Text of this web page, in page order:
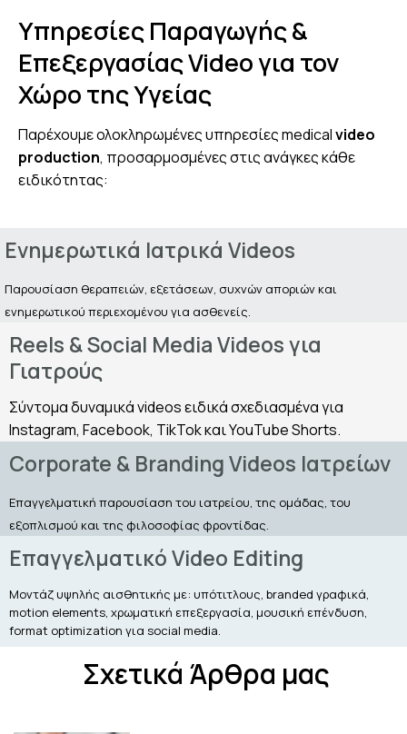
Υπηρεσίες Παραγωγής &
Επεξεργασίας Video για τον
Χώρο της Υγείας
Παρέχουμε ολοκληρωμένες υπηρεσίες medicalvideo
production, προσαρμοσμένες στις ανάγκες κάθε
ειδικότητας:
Ενημερωτικά Ιατρικά Videos
Παρουσίαση θεραπειών, εξετάσεων, συχνών αποριών και
ενημερωτικού περιεχομένου για ασθενείς.
Reels & Social Media Videos για
Γιατρούς
Σύντομα δυναμικά videos ειδικά σχεδιασμένα για
Instagram, Facebook, TikTok και YouTube Shorts.
Corporate & Branding Videos Ιατρείων
Επαγγελματική παρουσίαση του ιατρείου, της ομάδας, του
εξοπλισμού και της φιλοσοφίας φροντίδας.
Επαγγελματικό Video Editing
Μοντάζ υψηλής αισθητικής με: υπότιτλους, branded γραφικά,
motion elements, χρωματική επεξεργασία, μουσική επένδυση,
format optimization για social media.
Σχετικά Άρθρα μας